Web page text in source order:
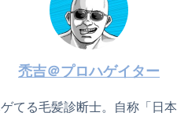
禿吉＠プロハゲイター
てる毛髪診断士。自称「日本